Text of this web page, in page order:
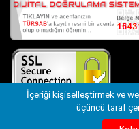
trwolftransfer.com -
İçeriği kişiselleştirmek ve
üçüncü taraf